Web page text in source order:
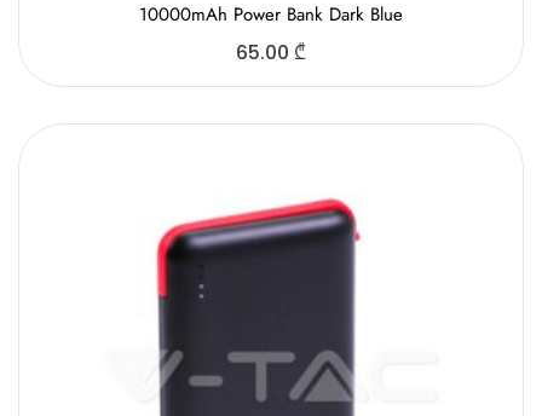
10000mAh Power Bank Dark Blue
65.00 ₾